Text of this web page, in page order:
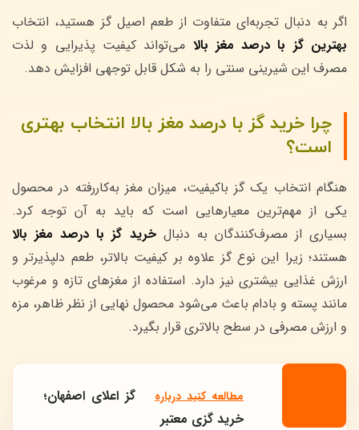
اگر به دنبال تجربه‌ای متفاوت از طعم اصیل گز هستید، انتخاب
بهترین گز با درصد مغز بالا می‌تواند کیفیت پذیرایی و لذت
مصرف این شیرینی سنتی را به شکل قابل توجهی افزایش دهد.
چرا خرید گز با درصد مغز بالا انتخاب بهتری
است؟
هنگام انتخاب یک گز باکیفیت، میزان مغز به‌کاررفته در محصول
یکی از مهم‌ترین معیارهایی است که باید به آن توجه کرد.
بسیاری از مصرف‌کنندگان به دنبالخرید گز با درصد مغز بالا
هستند؛ زیرا این نوع گز علاوه بر کیفیت بالاتر، طعم دلپذیرتر و
ارزش غذایی بیشتری نیز دارد. استفاده از مغزهای تازه و مرغوب
مانند پسته و بادام باعث می‌شود محصول نهایی از نظر ظاهر، مزه
و ارزش مصرفی در سطح بالاتری قرار بگیرد.
مطالعه کنید درباره‌
گز اعلای اصفهان؛
خرید گزی معتبر